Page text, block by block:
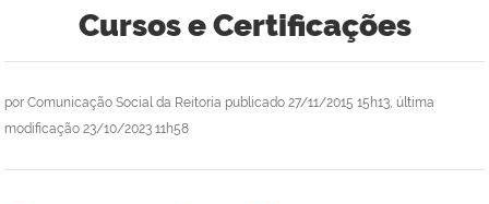
Cursos e Certificações
por Comunicação Social da Reitoria publicado 27/11/2015 15h13, última
modificação 23/10/2023 11h58